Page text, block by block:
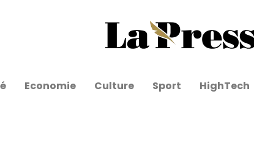
Economie Culture Sport HighTech